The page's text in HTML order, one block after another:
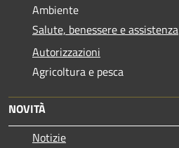
Ambiente
Salute, benessere e assistenza
Autorizzazioni
Agricoltura e pesca
NOVITÀ
Notizie